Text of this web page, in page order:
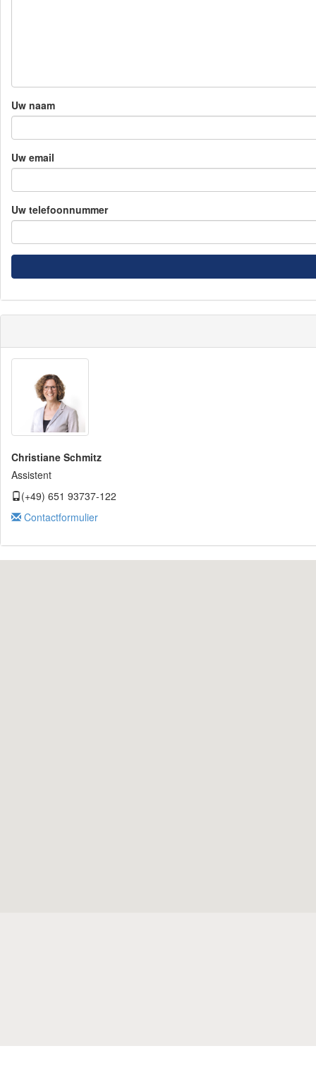
Uw naam
Uw email
Uw telefoonnummer
Christiane Schmitz
Assistent
(+49) 651 93737-122
Contactformulier